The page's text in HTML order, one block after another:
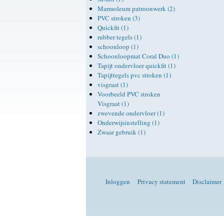
Marmoleum patroonwerk (2)
PVC stroken (3)
Quickfit (1)
rubber tegels (1)
schoonloop (1)
Schoonloopmat Coral Duo (1)
Tapijt ondervloer quickfit (1)
Tapijttegels pvc stroken (1)
visgraat (1)
Voorbeeld PVC stroken
Visgraat (1)
zwevende ondervloer (1)
Onderwijsinstelling (1)
Zwaar gebruik (1)
Inloggen Privacy statement Disclaimer